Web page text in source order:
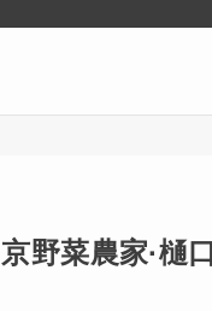
野菜農家·樋